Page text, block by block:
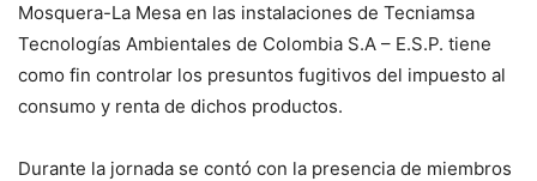
Mosquera-La Mesa en las instalaciones de Tecniamsa
Tecnologías Ambientales de Colombia S.A – E.S.P. tiene
como fin controlar los presuntos fugitivos del impuesto al
consumo y renta de dichos productos.
Durante la jornada se contó con la presencia de miembros